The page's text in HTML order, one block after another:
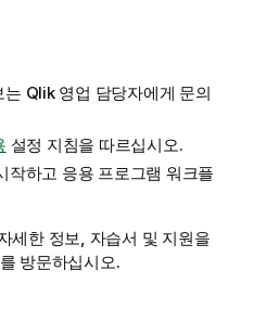
는 Qlik영업 담당자에게 문의
설정 지침을 따르십시오.
작하고 응용 프로그램 워크플
세한 정보, 자습서 및 지원을
를 방문하십시오.